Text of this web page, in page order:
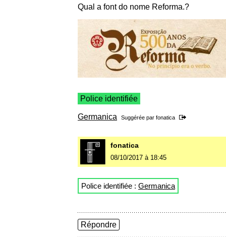
Qual a font do nome Reforma.?
Police identifiée
Germanica Suggérée par fonatica
fonatica
08/10/2017 à 18:45
Police identifiée : Germanica
Répondre